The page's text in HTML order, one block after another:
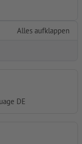
Alles aufklappen
DE